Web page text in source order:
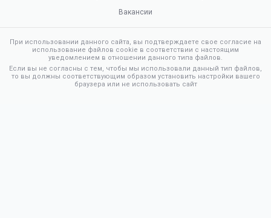
Вакансии
При использовании данного сайта, вы подтверждаете свое согласие на
использование файлов cookie в соответствии с настоящим
уведомлением в отношении данного типа файлов.
Если вы не согласны с тем, чтобы мы использовали данный тип файлов,
то вы должны соответствующим образом установить настройки вашего
браузера или не использовать сайт